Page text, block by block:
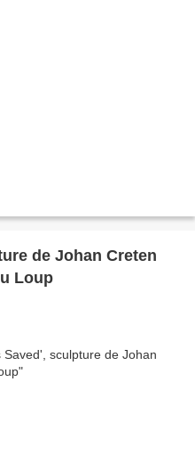
de Johan Creten
Loup